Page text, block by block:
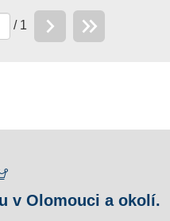
/ 1
v Olomouci a okolí.